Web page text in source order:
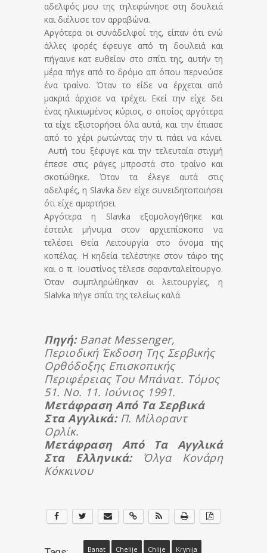
αδελφός μου της τηλεφώνησε στη δουλειά
και διέλυσε τον αρραβώνα.
Αργότερα οι συνάδελφοί της, είπαν ότι ενώ
άλλες φορές έφευγε από τη δουλειά και
πήγαινε κατ ευθείαν στο σπίτι της, αυτήν τη
μέρα πήγε από το δρόμο απ όπου περνούσε
ένα τραίνο. Όταν το είδε να έρχεται από
μακριά άρχισε να τρέχει. Εκεί την είχε δει
ένας ηλικιωμένος κύριος, ο οποίος αργότερα
τα είχε εξιστορήσει όλα αυτά, και την έπιασε
από το χέρι ρωτώντας την τι πάει να κάνει.
Αυτή του ξέφυγε και την τελευταία στιγμή
έπεσε στις ράγες μπροστά στο τραίνο και
σκοτώθηκε. Όταν τα έλεγε αυτά στις
αδελφές, η Slavka δεν είχε συνειδητοποιήσει
ότι είχε αμαρτήσει.
Αργότερα η Slavka εξομολογήθηκε και
έστειλε μήνυμα στον αρχιεπίσκοπο να
τελέσει Θεία Λειτουργία στο όνομα της
κοπέλας. Η κηδεία τελέστηκε στον τάφο της
και ο π. Ιουστίνος τέλεσε σαρανταλείτουργο.
Όταν συμπληρώθηκαν οι λειτουργίες, η
Slalvka πήγε σπίτι της τελείως καλά.
Πηγή:Banat Messenger,
Περιοδική Έκδοση Της Σερβικής
Ορθόδοξης Επισκοπικής
Περιφέρειας Του Μπάνατ. Τόμος
51. Νο. 11. Ιούνιος 1991.
Μετάφραση Από Τα Σερβικά
Στα Αγγλικά:Π. Μίλοραντ
Ορλίκ.
Μετάφραση Από Τα Αγγλικά
Στα Ελληνικά:Όλγα Κονάρη
Κόκκινου
Banat Chelije Chlije Krynija